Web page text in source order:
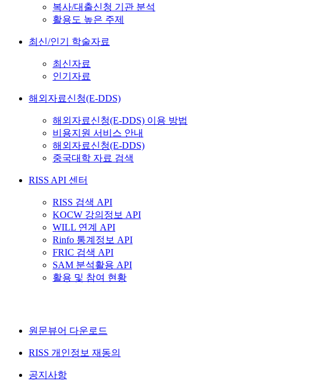
복사/대출신청 기관 분석
활용도 높은 주제
최신/인기 학술자료
최신자료
인기자료
해외자료신청(E-DDS)
해외자료신청(E-DDS) 이용 방법
비용지원 서비스 안내
해외자료신청(E-DDS)
중국대학 자료 검색
RISS API 센터
RISS 검색 API
KOCW 강의정보 API
WILL 연계 API
Rinfo 통계정보 API
FRIC 검색 API
SAM 분석활용 API
활용 및 참여 현황
원문뷰어 다운로드
RISS 개인정보 재동의
공지사항